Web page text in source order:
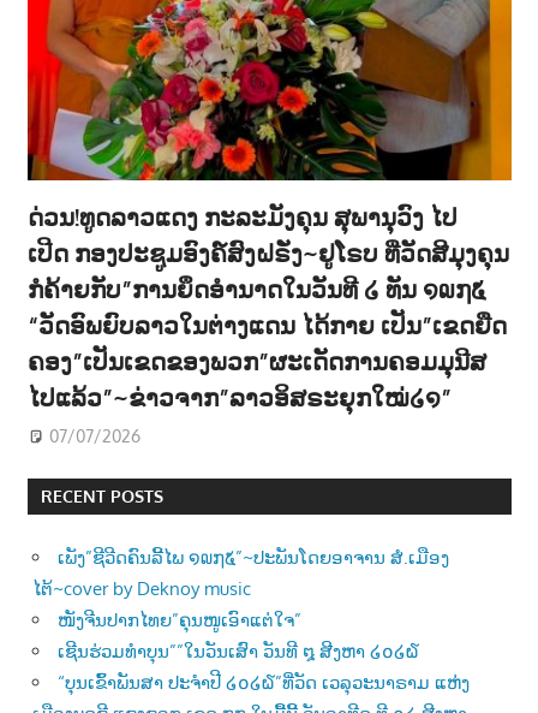
ດ່ວນ!ທູດລາວແດງ ກະລະມັງຄຸນ ສຸພານຸວົງ ໄປ
ເປີດ ກອງປະຊູມອົງຄ໌ສົງຝຣັ່ງ~ຢູໂຣບ ທີ່ວັດສີມຸງຄຸນ
ກໍຄ້າຍກັບ”ການຍຶດອຳນາດໃນວັນທີ ໒ ທັນ ໑໙໗໕
“ວັດອົພຍົບລາວໃນຕ່າງແດນ ໄດ້ກາຍ ເປັນ”ເຂດຍືດ
ຄອງ”ເປັນເຂດຂອງພວກ”ຜະເດັດການຄອມມຸນີສ
ໄປແລ້ວ”~ຂ່າວຈາກ”ລາວອິສຣະຍຸກໃໝ່໒໑”
07/07/2026
RECENT POSTS
ເພັງ”ຊີວີດຄົນລີ້ໄພ ໑໙໗໕”~ປະພັນໂດຍອາຈານ ສໍ.ເມືອງ
ໄຕ້~cover by Deknoy music
ໜັງຈີນປາກໄທຍ”ຄຸນໜູເອົາແຕ່ໃຈ”
ເຊີນຮ່ວມທຳບຸນ””ໃນວັນເສົາ ວັນທີ ໘ ສີງຫາ ໒໐໒໖
“ບຸນເຂົ້າພັນສາ ປະຈຳປີ ໒໐໒໖”ທີ່ວັດ ເວລຸວະນາຣາມ ແຫ່ງ